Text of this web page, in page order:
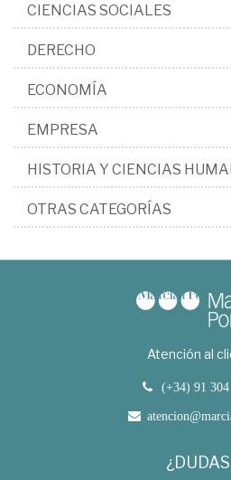
CIENCIAS SOCIALES
DERECHO
ECONOMÍA
EMPRESA
HISTORIA Y CIENCIAS
OTRAS CATEGORÍAS
Atención al
(+34) 91